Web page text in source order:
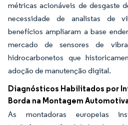
métricas acionáveis de desgaste
necessidade de analistas de
benefícios ampliaram a base
mercado de sensores de
hidrocarbonetos que
adoção de manutenção digital.
Diagnósticos Habilitados por
Borda na Montagem
As montadoras europeias